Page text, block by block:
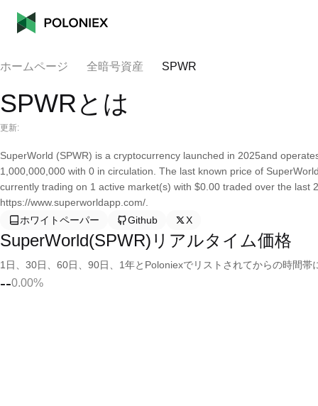
ホームページ 全暗号資産 SPWR
SPWRとは
更新:
SuperWorld (SPWR) is a cryptocurrency launched in 2025and
1,000,000,000 with 0 in circulation. The last known price of
currently trading on 1 active market(s) with $0.00 traded over the last
https://www.superworldapp.com/.
ホワイトペーパー
Github X
SuperWorld(SPWR)リアルタイム価格
1日、30日、60日、90日、1年とPoloniexでリストされてからの時間
--0.00%